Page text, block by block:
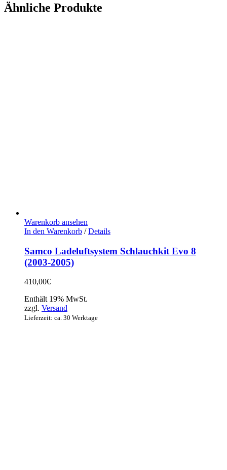
Ähnliche Produkte
Warenkorb ansehen
In den Warenkorb / Details
Samco Ladeluftsystem Schlauchkit Evo 8
(2003-2005)
410,00€
Enthält 19% MwSt.
zzgl. Versand
Lieferzeit: ca. 30 Werktage